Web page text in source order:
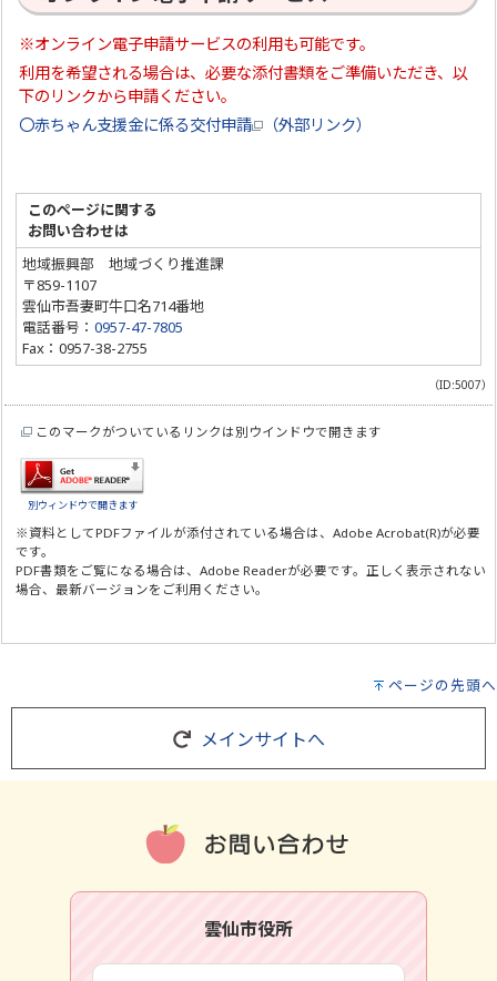
※オンライン電子申請サービスの利用も可能です。
利用を希望される場合は、必要な添付書類をご準備いただき、以
下のリンクから申請ください。
〇赤ちゃん支援金に係る交付申請
（外部リンク）
このページに関する
お問い合わせは
地域振興部 地域づくり推進課
〒859-1107
雲仙市吾妻町牛口名714番地
電話番号：0957-47-7805
Fax：0957-38-2755
（ID:5007）
このマークがついているリンクは別ウインドウで開きます
別ウィンドウで開きます
※資料としてPDFファイルが添付されている場合は、Adobe Acrobat(R)が必要
です。
PDF書類をご覧になる場合は、Adobe Readerが必要です。正しく表示されない
場合、最新バージョンをご利用ください。
ページの先頭へ
メインサイトへ
雲仙市役所